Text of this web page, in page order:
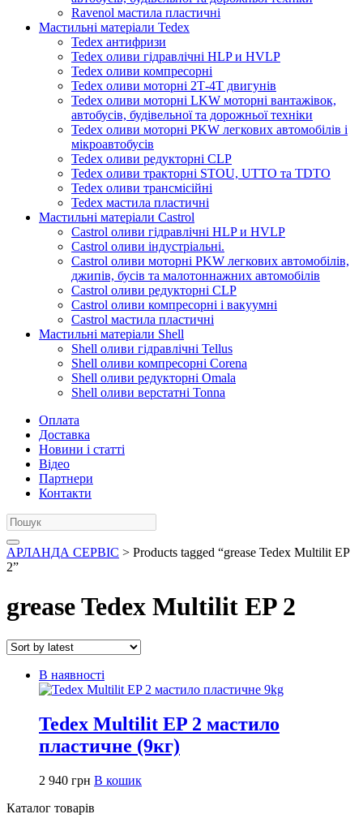
Ravenol мастила пластичні
Мастильні матеріали Tedex
Tedex антифризи
Tedex оливи гідравлічні HLP и HVLP
Tedex оливи компресорні
Tedex оливи моторні 2Т-4Т двигунів
Tedex оливи моторні LKW моторні вантажівок,
автобусів, будівельної та дорожньої техніки
Tedex оливи моторні PKW легкових автомобілів і
мікроавтобусів
Tedex оливи редукторні CLP
Tedex оливи тракторні STOU, UTTO та TDTO
Tedex оливи трансмісійні
Tedex мастила пластичні
Мастильні матеріали Castrol
Castrol оливи гідравлічні HLP и HVLP
Castrol оливи індустріальні.
Castrol оливи моторні PKW легкових автомобілів,
джипів, бусів та малотоннажних автомобілів
Castrol оливи редукторні CLP
Castrol оливи компресорні і вакуумні
Castrol мастила пластичні
Мастильні матеріали Shell
Shell оливи гідравлічні Tellus
Shell оливи компресорні Corena
Shell оливи редукторні Omala
Shell оливи верстатні Tonna
Оплата
Доставка
Новини і статті
Відео
Партнери
Контакти
АРЛАНДА СЕРВІС > Products tagged “grease Tedex Multilit EP
2”
grease Tedex Multilit EP 2
В наявності
Tedex Multilit EP 2 мастило
пластичне (9кг)
2 940 грн В кошик
Каталог товарів